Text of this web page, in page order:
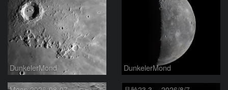
DunkelerMond DunkelerMond